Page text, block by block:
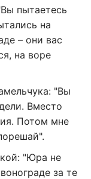
пытаетесь
на
– они вас
на воре
"Вы
Вместо
Потом мне
"Юра не
за те